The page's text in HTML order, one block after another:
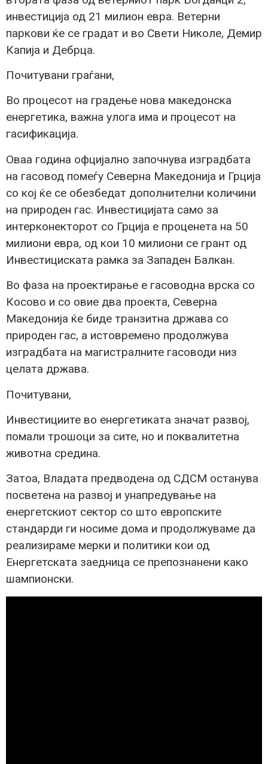
инвестиција од 21 милион евра. Ветерни
паркови ќе се градат и во Свети Николе, Демир
Капија и Дебрца.
Почитувани граѓани,
Во процесот на градење нова македонска
енергетика, важна улога има и процесот на
гасификација.
Оваа година офцијално започнува изградбата
на гасовод помеѓу Северна Македонија и Грција
со кој ќе се обезбедат дополнителни количини
на природен гас. Инвестицијата само за
интерконекторот со Грција е проценета на 50
милиони евра, од кои 10 милиони се грант од
Инвестициската рамка за Западен Балкан.
Во фаза на проектирање е гасоводна врска со
Косово и со овие два проекта, Северна
Македонија ќе биде транзитна држава со
природен гас, а истовремено продолжува
изградбата на магистралните гасоводи низ
целата држава.
Почитувани,
Инвестициите во енергетиката значат развој,
помали трошоци за сите, но и поквалитетна
животна средина.
Затоа, Владата предводена од СДСМ останува
посветена на развој и унапредување на
енергетскиот сектор со што европските
стандарди ги носиме дома и продолжуваме да
реализираме мерки и политики кои од
Енергетската заедница се препознанени како
шампионски.